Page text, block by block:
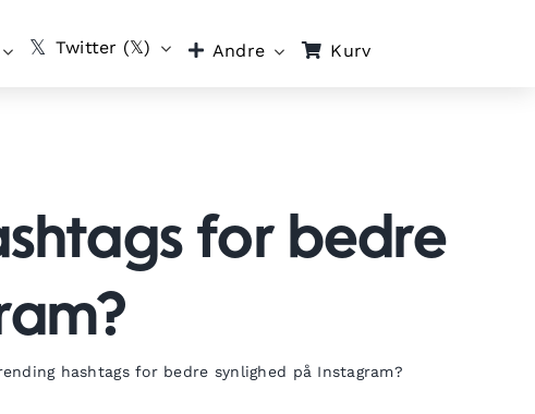
Twitter (𝕏) Andre Kurv
for bedre
hashtags for bedre synlighed på Instagram?